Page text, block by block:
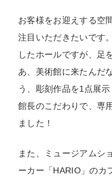
お客様をお迎えする空
注目いただきたいです
したホールですが、足
あ、美術館に来たんだ
う、彫刻作品を1点展
館長のこだわりで、専
ました！
また、ミュージアムシ
ーカー「HARIO」の